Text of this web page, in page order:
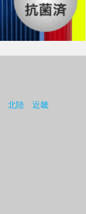
北陸
近畿